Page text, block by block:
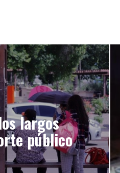
largos
público